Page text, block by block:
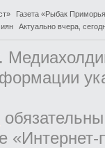
Газета «Рыбак
Актуально вчера,